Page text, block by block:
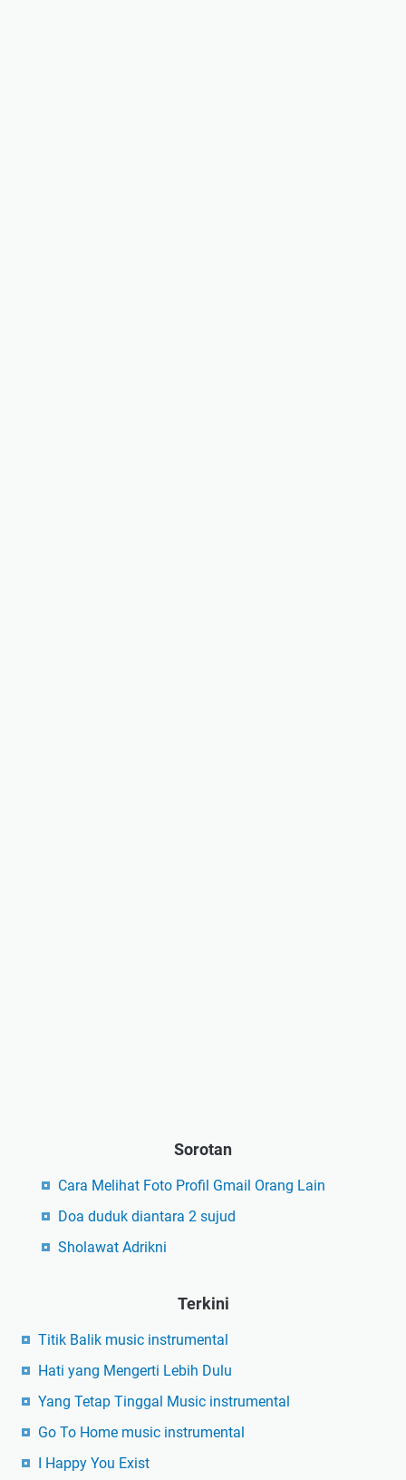
Sorotan
Cara Melihat Foto Profil Gmail Orang Lain
Doa duduk diantara 2 sujud
Sholawat Adrikni
Terkini
Titik Balik music instrumental
Hati yang Mengerti Lebih Dulu
Yang Tetap Tinggal Music instrumental
Go To Home music instrumental
I Happy You Exist